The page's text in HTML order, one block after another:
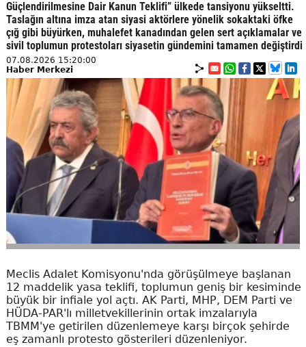
Güçlendirilmesine Dair Kanun Teklifi” ülkede tansiyonu yükseltti.
Taslağın altına imza atan siyasi aktörlere yönelik sokaktaki öfke
çığ gibi büyürken, muhalefet kanadından gelen sert açıklamalar ve
sivil toplumun protestoları siyasetin gündemini tamamen değiştirdi
07.08.2026 15:20:00
Haber Merkezi
Meclis Adalet Komisyonu'nda görüşülmeye başlanan
12 maddelik yasa teklifi, toplumun geniş bir kesiminde
büyük bir infiale yol açtı. AK Parti, MHP, DEM Parti ve
HÜDA-PAR'lı milletvekillerinin ortak imzalarıyla
TBMM'ye getirilen düzenlemeye karşı birçok şehirde
eş zamanlı protesto gösterileri düzenleniyor.